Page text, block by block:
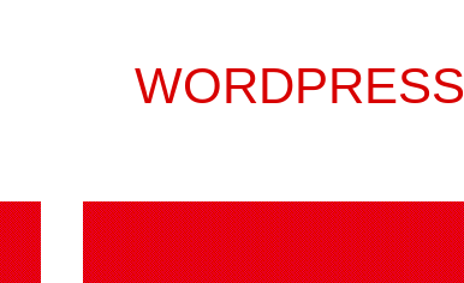
WORDPRESS